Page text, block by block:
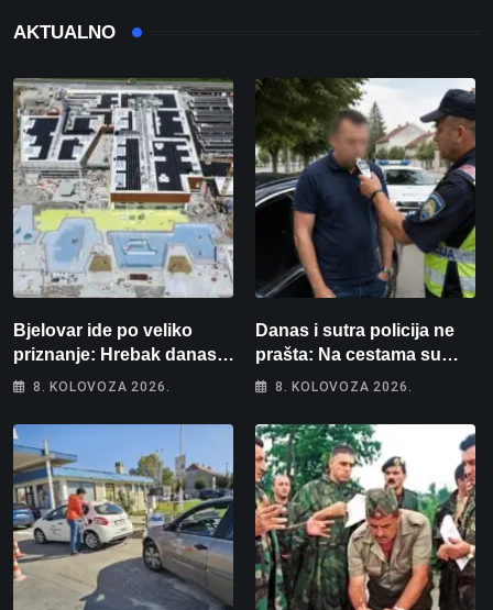
AKTUALNO
Bjelovar ide po veliko
priznanje: Hrebak danas u
Parizu predstavlja
Europskog prvenstva
8. KOLOVOZA 2026.
Danas i sutra policija ne
prašta: Na cestama su
posebno na meti ovi
8. KOLOVOZA 2026.